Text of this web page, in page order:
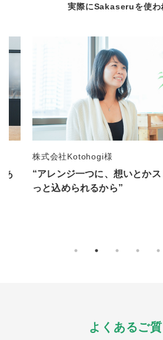
実際にSakaseruを使わ
あ
株式会社Kotohogi様
“アレンジ一つに、想いとか
っと込められるから”
よくあるご